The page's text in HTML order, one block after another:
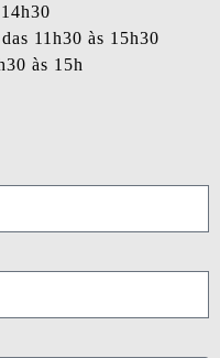
11h30 às 15h30
às 15h